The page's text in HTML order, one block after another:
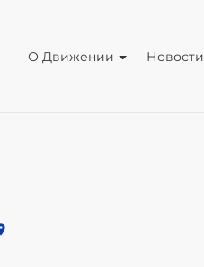
О Движении Новости